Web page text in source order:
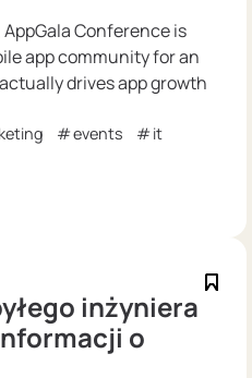
Conference is
app community for an
drives app growth
events
it
inżyniera
o